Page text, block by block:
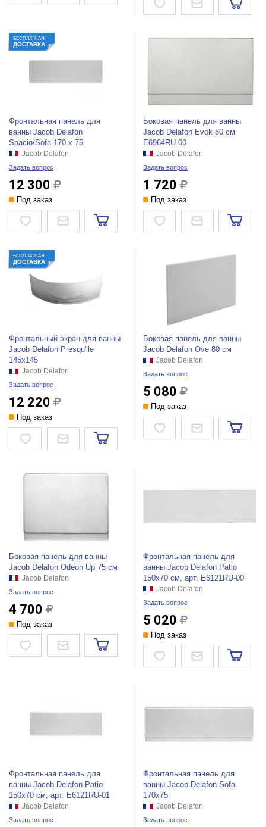
БЕСПЛАТНАЯ
ДОСТАВКА
Фронтальная панель для
ванны Jacob Delafon
Spacio/Sofa 170 x 75
Jacob Delafon
Задать вопрос
12 300
Под заказ
Боковая панель для ванны
Jacob Delafon Evok 80 см
E6964RU-00
Jacob Delafon
Задать вопрос
1 720
Под заказ
БЕСПЛАТНАЯ
ДОСТАВКА
Фронтальный экран для ванны
Jacob Delafon Presqu'ile
145х145
Jacob Delafon
Задать вопрос
12 220
Под заказ
Боковая панель для ванны
Jacob Delafon Ove 80 см
Jacob Delafon
Задать вопрос
5 080
Под заказ
Боковая панель для ванны
Jacob Delafon Odeon Up 75 см
Jacob Delafon
Задать вопрос
4 700
Под заказ
Фронтальная панель для
ванны Jacob Delafon Patio
150x70 см, арт. E6121RU-00
Jacob Delafon
Задать вопрос
5 020
Под заказ
Фронтальная панель для
ванны Jacob Delafon Patio
150x70 см, арт. E6121RU-01
Jacob Delafon
Задать вопрос
Фронтальная панель для
ванны Jacob Delafon Sofa
170x75
Jacob Delafon
Задать вопрос